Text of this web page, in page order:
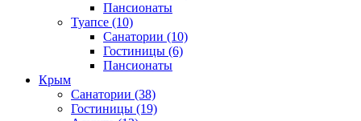
Пансионаты
Туапсе (10)
Санатории (10)
Гостиницы (6)
Пансионаты
Крым
Санатории (38)
Гостиницы (19)